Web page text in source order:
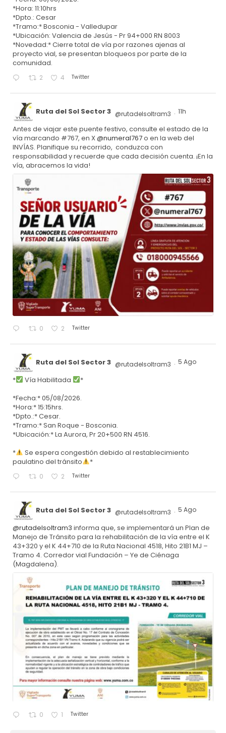
*Hora: 11:10hrs
*Dpto.: Cesar
*Tramo:* Bosconia - Valledupar
*Ubicación: Valencia de Jesús - Pr 94+000 RN 8003
*Novedad:* Cierre total de vía por razones ajenas al
proyecto vial, se presentan bloqueos por parte de la
comunidad.
2 4 Twitter
Ruta del Sol Sector 3 @rutadelsoltram3 · 11h
Antes de viajar este puente festivo, consulte el estado de la
vía marcando #767, en X@numeral767o en la web del
INVÍAS. Planifique su recorrido, conduzca con
responsabilidad y recuerde que cada decisión cuenta. ¡En la
vía, abracemos la vida!
0 2 Twitter
Ruta del Sol Sector 3 @rutadelsoltram3 · 5 Ago
* Vía Habilitada
*
*Fecha:* 05/08/2026.
*Hora:* 15:15hrs.
*Dpto.:* Cesar.
*Tramo:* San Roque - Bosconia.
*Ubicación:* La Aurora, Pr 20+500 RN 4516.
*
Se espera congestión debido al restablecimiento
paulatino del tránsito
*
0 2 Twitter
Ruta del Sol Sector 3 @rutadelsoltram3 · 5 Ago
@rutadelsoltram3 informa que, se implementará un Plan de
Manejo de Tránsito para la rehabilitación de la vía entre el K
43+320 y el K 44+710 de la Ruta Nacional 4518, Hito 21B1 MJ –
Tramo 4. Corredor vial Fundación – Ye de Ciénaga
(Magdalena).
0 1 Twitter